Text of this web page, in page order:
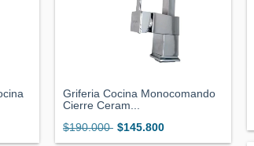
Griferia Cocina Monocomando
Cierre Ceram...
$190.000 $145.800